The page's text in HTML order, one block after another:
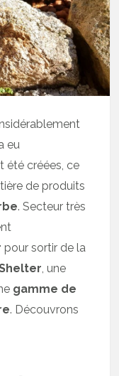
eu
été créées, ce
de produits
. Secteur très
pour sortir de la
Shelter, une
gamme de
. Découvrons